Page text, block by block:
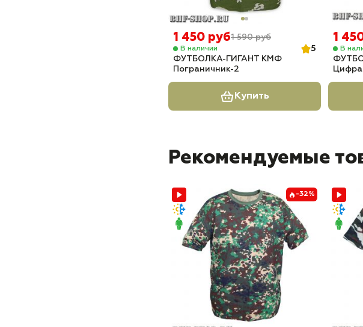
1 450 руб1 590 руб
В наличии
5
ФУТБОЛКА-ГИГАНТ КМФ
Пограничник-2
Купить
1
В
Цифра
Рекомендуемые
-32%